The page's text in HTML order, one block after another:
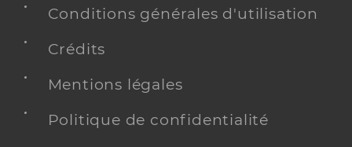
Conditions générales d'utilisation
Crédits
Mentions légales
Politique de confidentialité